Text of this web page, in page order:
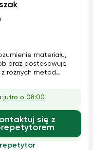
materiału,
oraz dostosowuję
różnych metod
analizujemy
tak aby
jutro o 08:00
się z